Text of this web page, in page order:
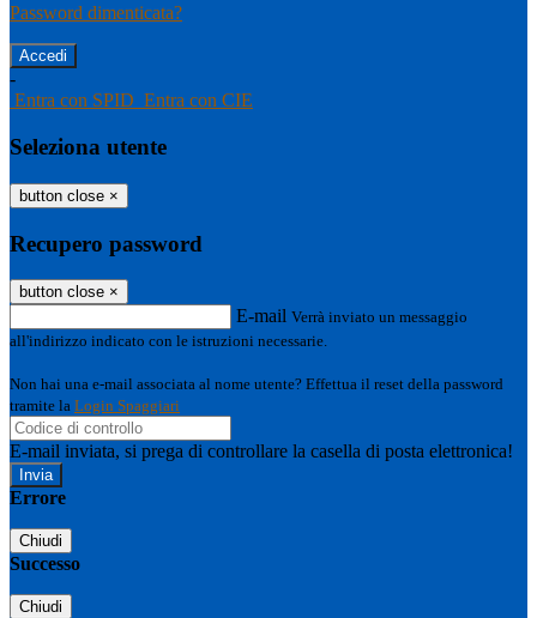
Password dimenticata?
-
Entra con SPID Entra con CIE
Seleziona utente
button close ×
Recupero password
button close ×
E-mail Verrà inviato un messaggio
all'indirizzo indicato con le istruzioni necessarie.
Non hai una e-mail associata al nome utente? Effettua il reset della password
tramite la Login Spaggiari
E-mail inviata, si prega di controllare la casella di posta elettronica!
Errore
Chiudi
Successo
Chiudi